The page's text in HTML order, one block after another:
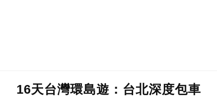
16天台灣環島遊：台北深度包車